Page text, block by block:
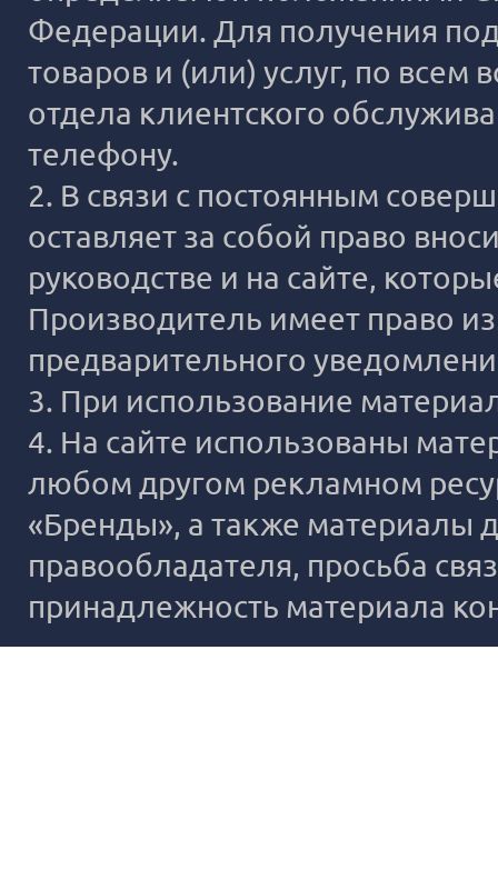
Федерации. Для получения
товаров и (или) услуг, по
отдела клиентского
телефону.
2. В связи с постоянным
оставляет за собой право
руководстве и на сайте,
Производитель имеет право
предварительного
3. При использование
4. На сайте использованы
любом другом рекламном
«Бренды», а также материалы
правообладателя, просьба
принадлежность материала